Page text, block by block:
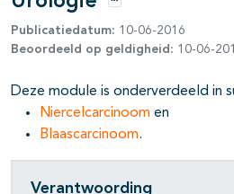
open- en dichtklappen
open- en dichtklappen
Opties
Publicatiedatum: 10-06-2016
Beoordeeld op geldigheid: 10-06-
Deze module is onderverdeeld in
Niercelcarcinoom en
Blaascarcinoom.
Verantwoording